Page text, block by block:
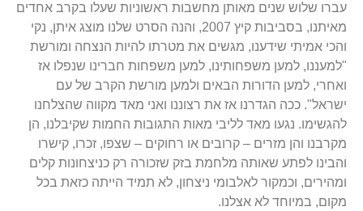
עברו שלוש שנים מאותן מחשבות ראשוניות שעלו בקרב אחדים
מאיתנו, בסביבות קיץ 2007, והנה הסרט שלנו מוצג איתן, נקי
והכי אמיתי שידענו, מגשים את מטרתו להיות הנצחה ומורשת
"למעננו, למען משפחותינו, למען משפחות חברינו שנפלו אז
ואחרי, למען הדורות הבאים ולמען מורשת הקרב של עם
ישראל". ככה הגדרנו אז את רצוננו ואני מאד מקווה שהצלחנו
להגשימו. נגעו מאד לליבי מאות התגובות החמות שקיבלנו, הן
מקרבנו והן מזרים – קרובים או רחוקים – שצפו, זכרו, קישרו
והבינו לפתע שאותה מלחמת בזק שזכורה רק כניצחונות קלים
ומהירים, וכמקור לאלבומי ניצחון, לא תמיד הייתה כזאת בכל
מקום, במיוחד לא אצלנו.